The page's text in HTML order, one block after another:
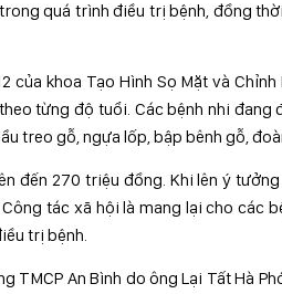
quá trình điều trị bệnh, đồng
khoa Tạo Hình Sọ Mặt và
từng độ tuổi. Các bệnh nhi
treo gỗ, ngựa lốp, bập bênh gỗ,
đến 270 triệu đồng. Khi lên ý
tác xã hội là mang lại cho các
trị bệnh.
TMCP An Bình do ông Lại Tất Hà